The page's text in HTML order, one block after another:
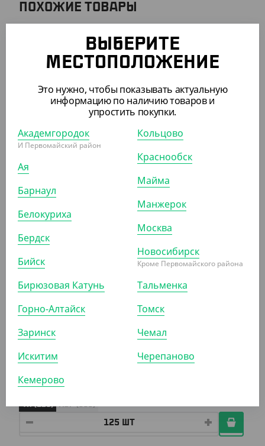
ПОХОЖИЕ ТОВАРЫ
5 129 ₽
(51.29 ₽/ШТ)
Алюм. контейнер Lamina С320-D, 328*260*100 мм.
5200 мл.
КОР (100)
АРТ. 2909401
2 042.50 ₽
Алюм. контейнер круглый Lamina Y234, 232*45 / 1500
мл
ВЫБЕРИТЕ
МЕСТОПОЛОЖЕНИЕ
Это нужно, чтобы показывать актуальную
информацию по наличию товаров и
упростить покупки.
Академгородок
И Первомайский район
Ая
Барнаул
Белокуриха
Бердск
Бийск
Бирюзовая Катунь
Горно-Алтайск
Заринск
Искитим
Кемерово
Кольцово
Краснообск
Майма
Манжерок
Москва
Новосибирск
Кроме Первомайского района
Тальменка
Томск
Чемал
Черепаново